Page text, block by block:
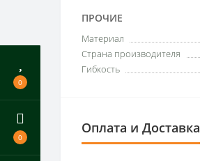
0
0
ПРОЧИЕ
Материал
Страна производителя
Гибкость
Оплата и Доставка